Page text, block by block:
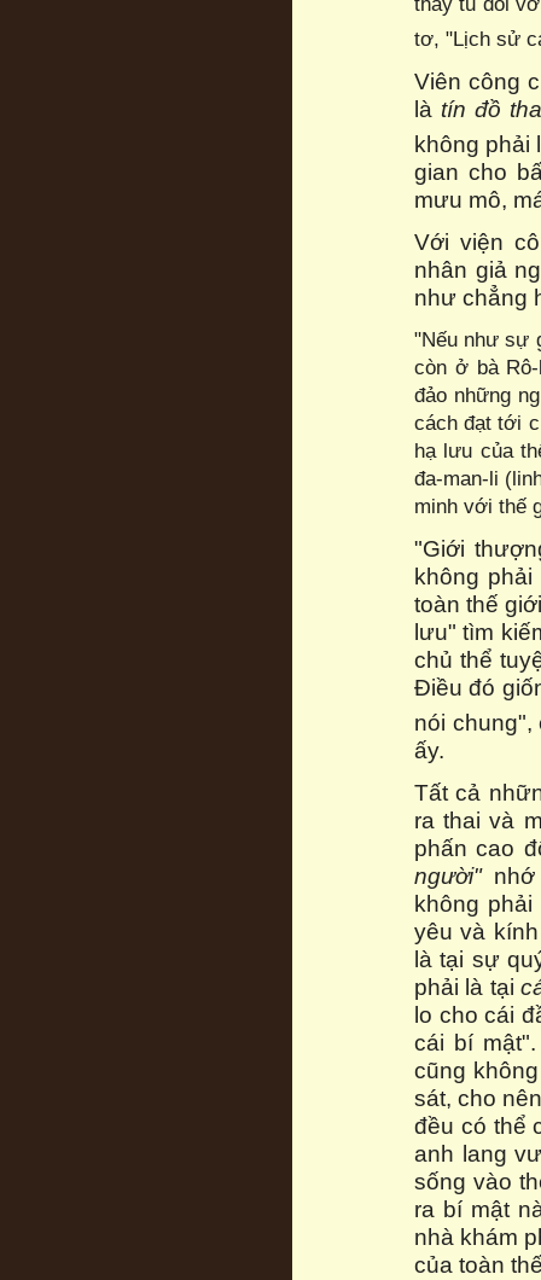
tơ, "Lịch sử
Viên công
là tín đồ
không phải
gian cho
mưu mô,
Với viện
nhân giả
như chẳng
"Nếu như sự
còn ở bà
đảo những
cách đạt tới
hạ lưu của
đa-man-li
minh với thế
"Giới
không
toàn thế
lưu" tìm
chủ thể
Điều đó
nói chung",
ấy.
Tất cả
ra thai và
phấn cao
người"nhớ
không
yêu và
là tại sự
phải là tại
lo cho cái
cái bí
cũng
sát, cho
đều có thể
anh lang
sống vào
ra bí mật
nhà khám
của toàn